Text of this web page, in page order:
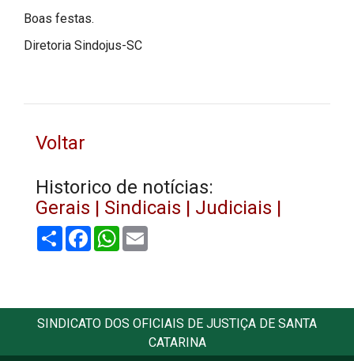
Boas festas.
Diretoria Sindojus-SC
Voltar
Historico de notícias:
Gerais | Sindicais | Judiciais |
Share FacebookWhatsApp
SINDICATO DOS OFICIAIS DE JUSTIÇA DE SANTA
CATARINA